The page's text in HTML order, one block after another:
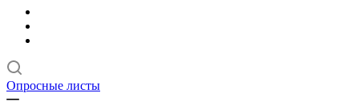
Опросные листы